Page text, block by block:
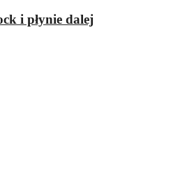
i płynie dalej